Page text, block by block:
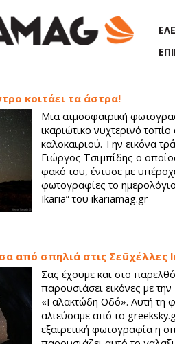
κοιτάει τα άστρα!
Μια ατμοσφαιρική
ικαριώτικο νυχτερινό
καλοκαιριού. Την εικόνα
Γιώργος Τσιμπίδης ο
φακό του, έντυσε με
φωτογραφίες το
Ikaria” του ikariamag.gr
από σπηλιά στις Σεϋχέλλες
Σας έχουμε και στο
παρουσιάσει εικόνες με την
«Γαλακτώδη Οδό». Αυτή τη
αλιεύσαμε από το
εξαιρετική φωτογραφία η